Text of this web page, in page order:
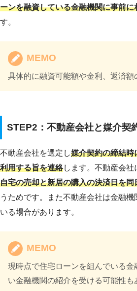
ーンを融資している金融機関に事前に
す。
MEMO
具体的に融資可能額や金利、返済額
STEP2：不動産会社と媒介契
不動産会社を選定し媒介契約の締結時
利用する旨を連絡します。不動産会
自宅の売却と新居の購入の決済日を同
うためです。また不動産会社は金融
いる場合があります。
MEMO
現時点で住宅ローンを組んでいる金
い金融機関の紹介を受ける可能性も